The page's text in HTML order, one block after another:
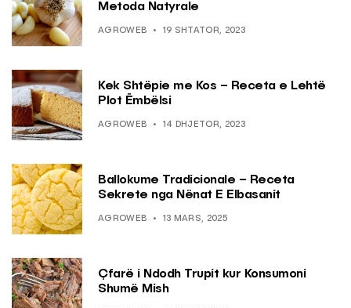
Metoda Natyrale
AGROWEB 19 SHTATOR, 2023
Kek Shtëpie me Kos – Receta e Lehtë
Plot Ëmbëlsi
AGROWEB 14 DHJETOR, 2023
Ballokume Tradicionale – Receta
Sekrete nga Nënat E Elbasanit
AGROWEB 13 MARS, 2025
Çfarë i Ndodh Trupit kur Konsumoni
Shumë Mish